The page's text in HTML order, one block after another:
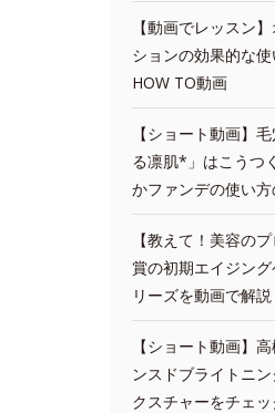
【動画でレッスン
ションの効果的な
HOW TO動画
【ショート動画】
る凛肌*」はこうつ
かファンデの使い
【教えて！美容の
賞の初期エイジン
リーズを動画で解説
【ショート動画】
ンスドブライトニ
クスチャーをチェッ